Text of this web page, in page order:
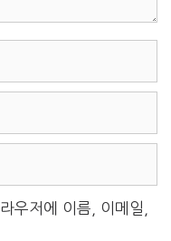
우저에 이름, 이메일,